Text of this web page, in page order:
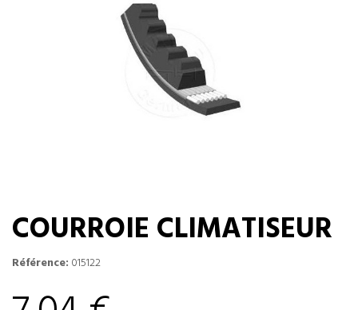
COURROIE CLIMATISEUR
Référence: 015122